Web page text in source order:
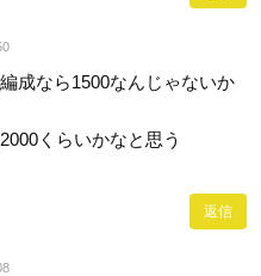
成なら1500なんじゃないか
くらいかなと思う
返信